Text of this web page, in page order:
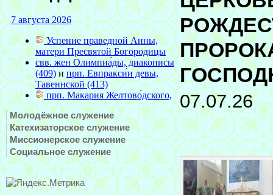
Молодёжное служение
Катехизаторское служение
Миссионерское служение
Социальное служение
07.07.26